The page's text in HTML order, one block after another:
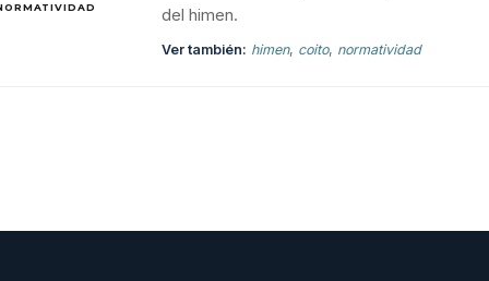
del himen.
Ver también: himen, coito, normatividad